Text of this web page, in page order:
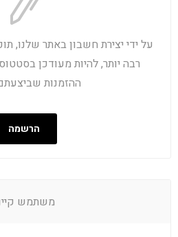
על ידי יצירת חשבון באתר שלנו,
רבה יותר, להיות מעודכן
ההזמנות
הרשמה
משתמש